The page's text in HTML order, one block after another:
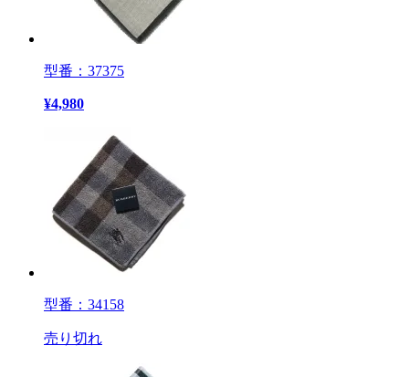
型番：37375
¥4,980
型番：34158
売り切れ